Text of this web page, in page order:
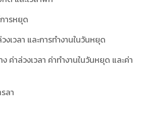
ารหยุด
เวลา และการทำงานในวันหยุด
ค่าล่วงเวลา ค่าทำงานในวันหยุด และค่า
ลา